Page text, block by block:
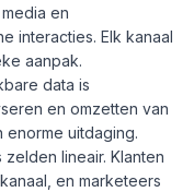
en
interacties. Elk kanaal
aanpak.
data is
en omzetten van
uitdaging.
zelden lineair. Klanten
en marketeers